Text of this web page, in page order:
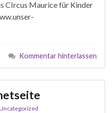
CIrcus Maurice für Kinder
Kommentar hinterlassen